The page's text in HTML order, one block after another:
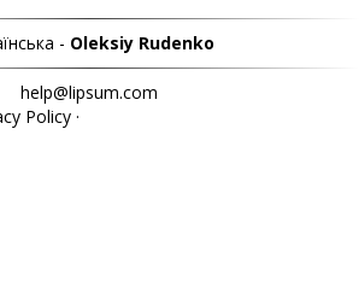
- Oleksiy Rudenko
help@lipsum.com
Policy·